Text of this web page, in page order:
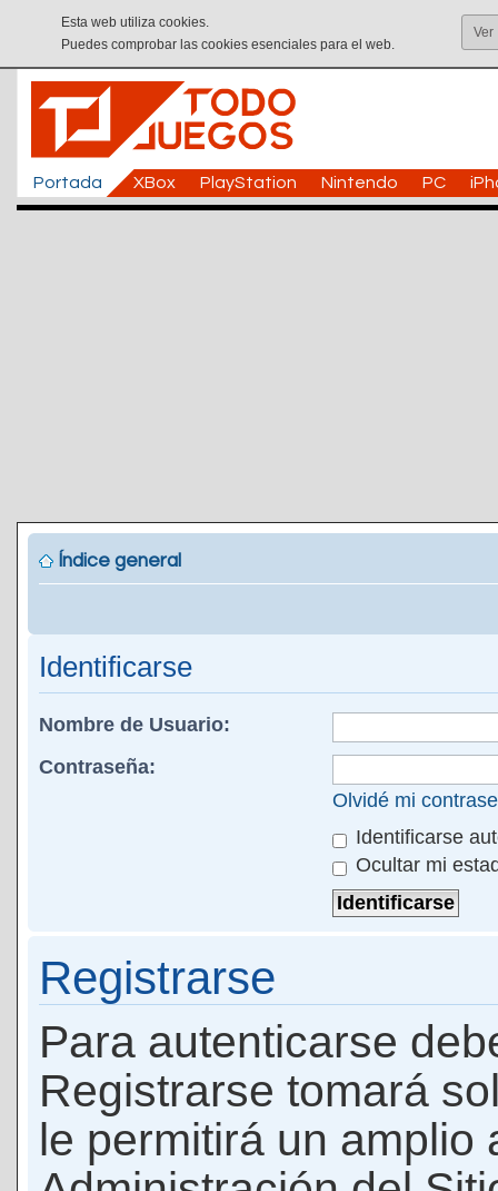
Esta web utiliza cookies.
Puedes comprobar las cookies esenciales para el web.
Ver
Portada XBox PlayStation Nintendo PC
Índice general
Identificarse
Nombre de Usuario:
Contraseña:
Olvidé mi
Identificarse
Ocultar mi
Registrarse
Para autenticarse
Registrarse tomará
le permitirá un amplio